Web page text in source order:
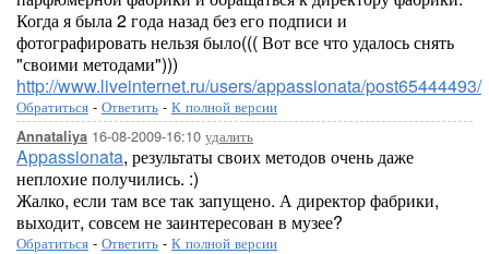
Когда я была 2 года назад без его подписи и
фотографировать нельзя было((( Вот все что удалось снять
"своими методами")))
http://www.liveinternet.ru/users/appassionata/post65444493/
Обратиться - Ответить - К полной версии
Annataliya 16-08-2009-16:10 удалить
Appassionata, результаты своих методов очень даже
неплохие получились. :)
Жалко, если там все так запущено. А директор фабрики,
выходит, совсем не заинтересован в музее?
Обратиться - Ответить - К полной версии